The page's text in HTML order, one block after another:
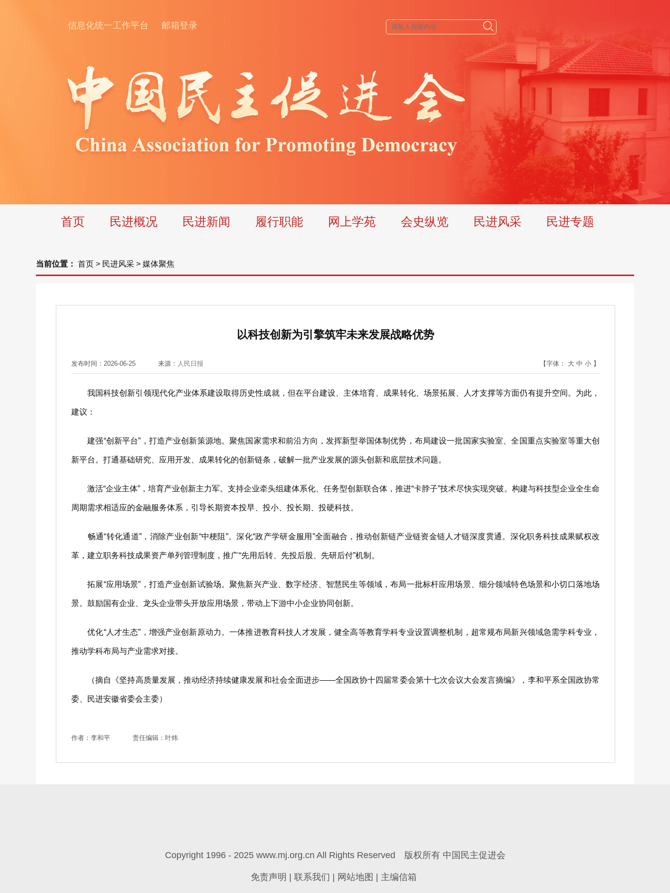
信息化统一工作平台 邮箱登录
首页 民进概况 民进新闻 履行职能 网上学苑 会史纵览 民进风采 民进专题
当前位置： 首页 > 民进风采 > 媒体聚焦
以科技创新为引擎筑牢未来发展战略优势
发布时间：2026-06-25 来源： 人民日报 【字体： 大 中 小 】
我国科技创新引领现代化产业体系建设取得历史性成就，但在平台建设、主体培育、成果转化、场景拓展、人才支撑等方面仍有提升空间。为此，
建议：
建强“创新平台”，打造产业创新策源地。聚焦国家需求和前沿方向，发挥新型举国体制优势，布局建设一批国家实验室、全国重点实验室等重大创
新平台。打通基础研究、应用开发、成果转化的创新链条，破解一批产业发展的源头创新和底层技术问题。
激活“企业主体”，培育产业创新主力军。支持企业牵头组建体系化、任务型创新联合体，推进“卡脖子”技术尽快实现突破。构建与科技型企业全生命
周期需求相适应的金融服务体系，引导长期资本投早、投小、投长期、投硬科技。
畅通“转化通道”，消除产业创新“中梗阻”。深化“政产学研金服用”全面融合，推动创新链产业链资金链人才链深度贯通。深化职务科技成果赋权改
革，建立职务科技成果资产单列管理制度，推广“先用后转、先投后股、先研后付”机制。
拓展“应用场景”，打造产业创新试验场。聚焦新兴产业、数字经济、智慧民生等领域，布局一批标杆应用场景、细分领域特色场景和小切口落地场
景。鼓励国有企业、龙头企业带头开放应用场景，带动上下游中小企业协同创新。
优化“人才生态”，增强产业创新原动力。一体推进教育科技人才发展，健全高等教育学科专业设置调整机制，超常规布局新兴领域急需学科专业，
推动学科布局与产业需求对接。
（摘自《坚持高质量发展，推动经济持续健康发展和社会全面进步——全国政协十四届常委会第十七次会议大会发言摘编》，李和平系全国政协常
委、民进安徽省委会主委）
作者：李和平 责任编辑：叶炜
Copyright 1996 - 2025 www.mj.org.cn All Rights Reserved 版权所有 中国民主促进会
免责声明 联系我们 网站地图 主编信箱